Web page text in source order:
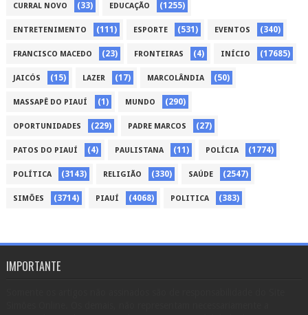
CURRAL NOVO (33) EDUCAÇÃO (1255)
ENTRETENIMENTO (111) ESPORTE (531) EVENTOS (340)
FRANCISCO MACEDO (23) FRONTEIRAS (4) INÍCIO (17685)
JAICÓS (15) LAZER (17) MARCOLÂNDIA (50)
MASSAPÊ DO PIAUÍ (1) MUNDO (290)
OPORTUNIDADES (229) PADRE MARCOS (27)
PATOS DO PIAUÍ (4) PAULISTANA (11) POLÍCIA (1774)
POLÍTICA (3143) RELIGIÃO (330) SAÚDE (2547)
SIMÕES (3714) PIAUÍ (4068) POLITICA (383)
IMPORTANTE